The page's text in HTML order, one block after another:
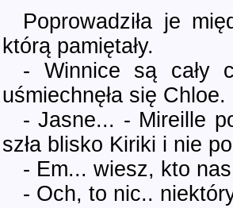
Poprowadziła je
którą pamiętały.
- Winnice są cały
uśmiechnęła się Chloe.
- Jasne... - Mireille
szła blisko Kiriki i nie
- Em... wiesz, kto
- Och, to nic..